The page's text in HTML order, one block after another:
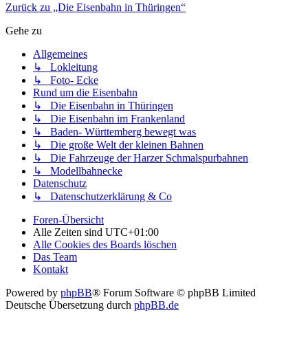
Zurück zu „Die Eisenbahn in Thüringen“
Gehe zu
Allgemeines
↳ Lokleitung
↳ Foto- Ecke
Rund um die Eisenbahn
↳ Die Eisenbahn in Thüringen
↳ Die Eisenbahn im Frankenland
↳ Baden- Württemberg bewegt was
↳ Die große Welt der kleinen Bahnen
↳ Die Fahrzeuge der Harzer Schmalspurbahnen
↳ Modellbahnecke
Datenschutz
↳ Datenschutzerklärung & Co
Foren-Übersicht
Alle Zeiten sind UTC+01:00
Alle Cookies des Boards löschen
Das Team
Kontakt
Powered by phpBB® Forum Software © phpBB Limited
Deutsche Übersetzung durch phpBB.de